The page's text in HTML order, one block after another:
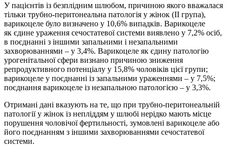
У пацієнтів із безплідним шлюбом, причиною якого вважалася
тільки трубно-перитонеальна патологія у жінок (ІІ група),
варикоцеле було визначено у 10,6% випадків. Варикоцеле
як єдине ураження сечостатевої системи виявлено у 7,2% осіб,
в поєднанні з іншими запальними і незапальними
захворюваннями – у 3,4%. Варикоцеле як єдину патологію
урогенітальної сфери визнано причиною зниження
репродуктивного потенціалу у 15,8% чоловіків цієї групи;
варикоцеле у поєднанні із запальними ураженнями – у 7,5%;
поєднання варикоцеле із незапальною патологією – у 3,3%.
Отримані дані вказують на те, що при трубно-перитонеальній
патології у жінок із непліддям у шлюбі нерідко мають місце
порушення чоловічої фертильності, зумовлені варикоцеле або
його поєднанням з іншими захворюваннями сечостатевої
системи.